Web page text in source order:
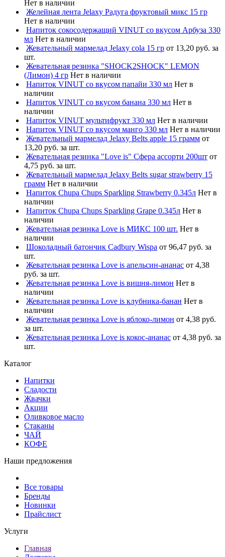
Нет в наличии
Желейная лента Jelaxy Радуга фруктовый микс 15 гр
Нет в наличии
Напиток сокосодержащий VINUT со вкусом Арбуза 330
мл Нет в наличии
Жевательный мармелад Jelaxy cola 15 гр от 13,20 руб. за
шт.
Жевательная резинка "SHOCK2SHOCK" LEMON
(Лимон) 4 гр Нет в наличии
Напиток VINUT со вкусом папайи 330 мл Нет в
наличии
Напиток VINUT со вкусом банана 330 мл Нет в
наличии
Напиток VINUT мультифрукт 330 мл Нет в наличии
Напиток VINUT со вкусом манго 330 мл Нет в наличии
Жевательный мармелад Jelaxy Belts apple 15 грамм от
13,20 руб. за шт.
Жевательная резинка "Love is" Сфера ассорти 200шт от
4,75 руб. за шт.
Жевательный мармелад Jelaxy Belts sugar strawberry 15
грамм Нет в наличии
Напиток Chupa Chups Sparkling Strawberry 0.345л Нет в
наличии
Напиток Chupa Chups Sparkling Grape 0.345л Нет в
наличии
Жевательная резинка Love is МИКС 100 шт. Нет в
наличии
Шоколадный батончик Cadbury Wispa от 96,47 руб. за
шт.
Жевательная резинка Love is апельсин-ананас от 4,38
руб. за шт.
Жевательная резинка Love is вишня-лимон Нет в
наличии
Жевательная резинка Love is клубника-банан Нет в
наличии
Жевательная резинка Love is яблоко-лимон от 4,38 руб.
за шт.
Жевательная резинка Love is кокос-ананас от 4,38 руб. за
шт.
Каталог
Напитки
Сладости
Жвачки
Акции
Оливковое масло
Стаканы
ЧАЙ
КОФЕ
Наши предложения
Все товары
Бренды
Новинки
Прайслист
Услуги
Главная